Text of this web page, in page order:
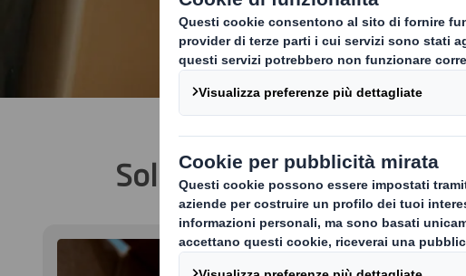
Soluzioni di packaging